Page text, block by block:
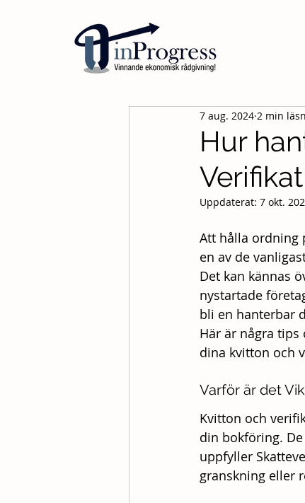
Hur
7 aug. 2024 2 min
Uppdaterat: 7 okt.
Att hålla ordning
en av de
Det kan kännas
nystartade
bli en hanterbar
Här är några
dina kvitton och
Varför är det
Kvitton och
din bokföring.
uppfyller
granskning eller